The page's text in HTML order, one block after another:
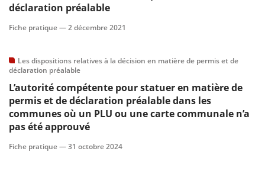
déclaration préalable
Fiche pratique —2 décembre 2021
Les dispositions relatives à la décision en matière de permis et de
déclaration préalable
L’autorité compétente pour statuer en matière de
permis et de déclaration préalable dans les
communes où un PLU ou une carte communale n’a
pas été approuvé
Fiche pratique —31 octobre 2024